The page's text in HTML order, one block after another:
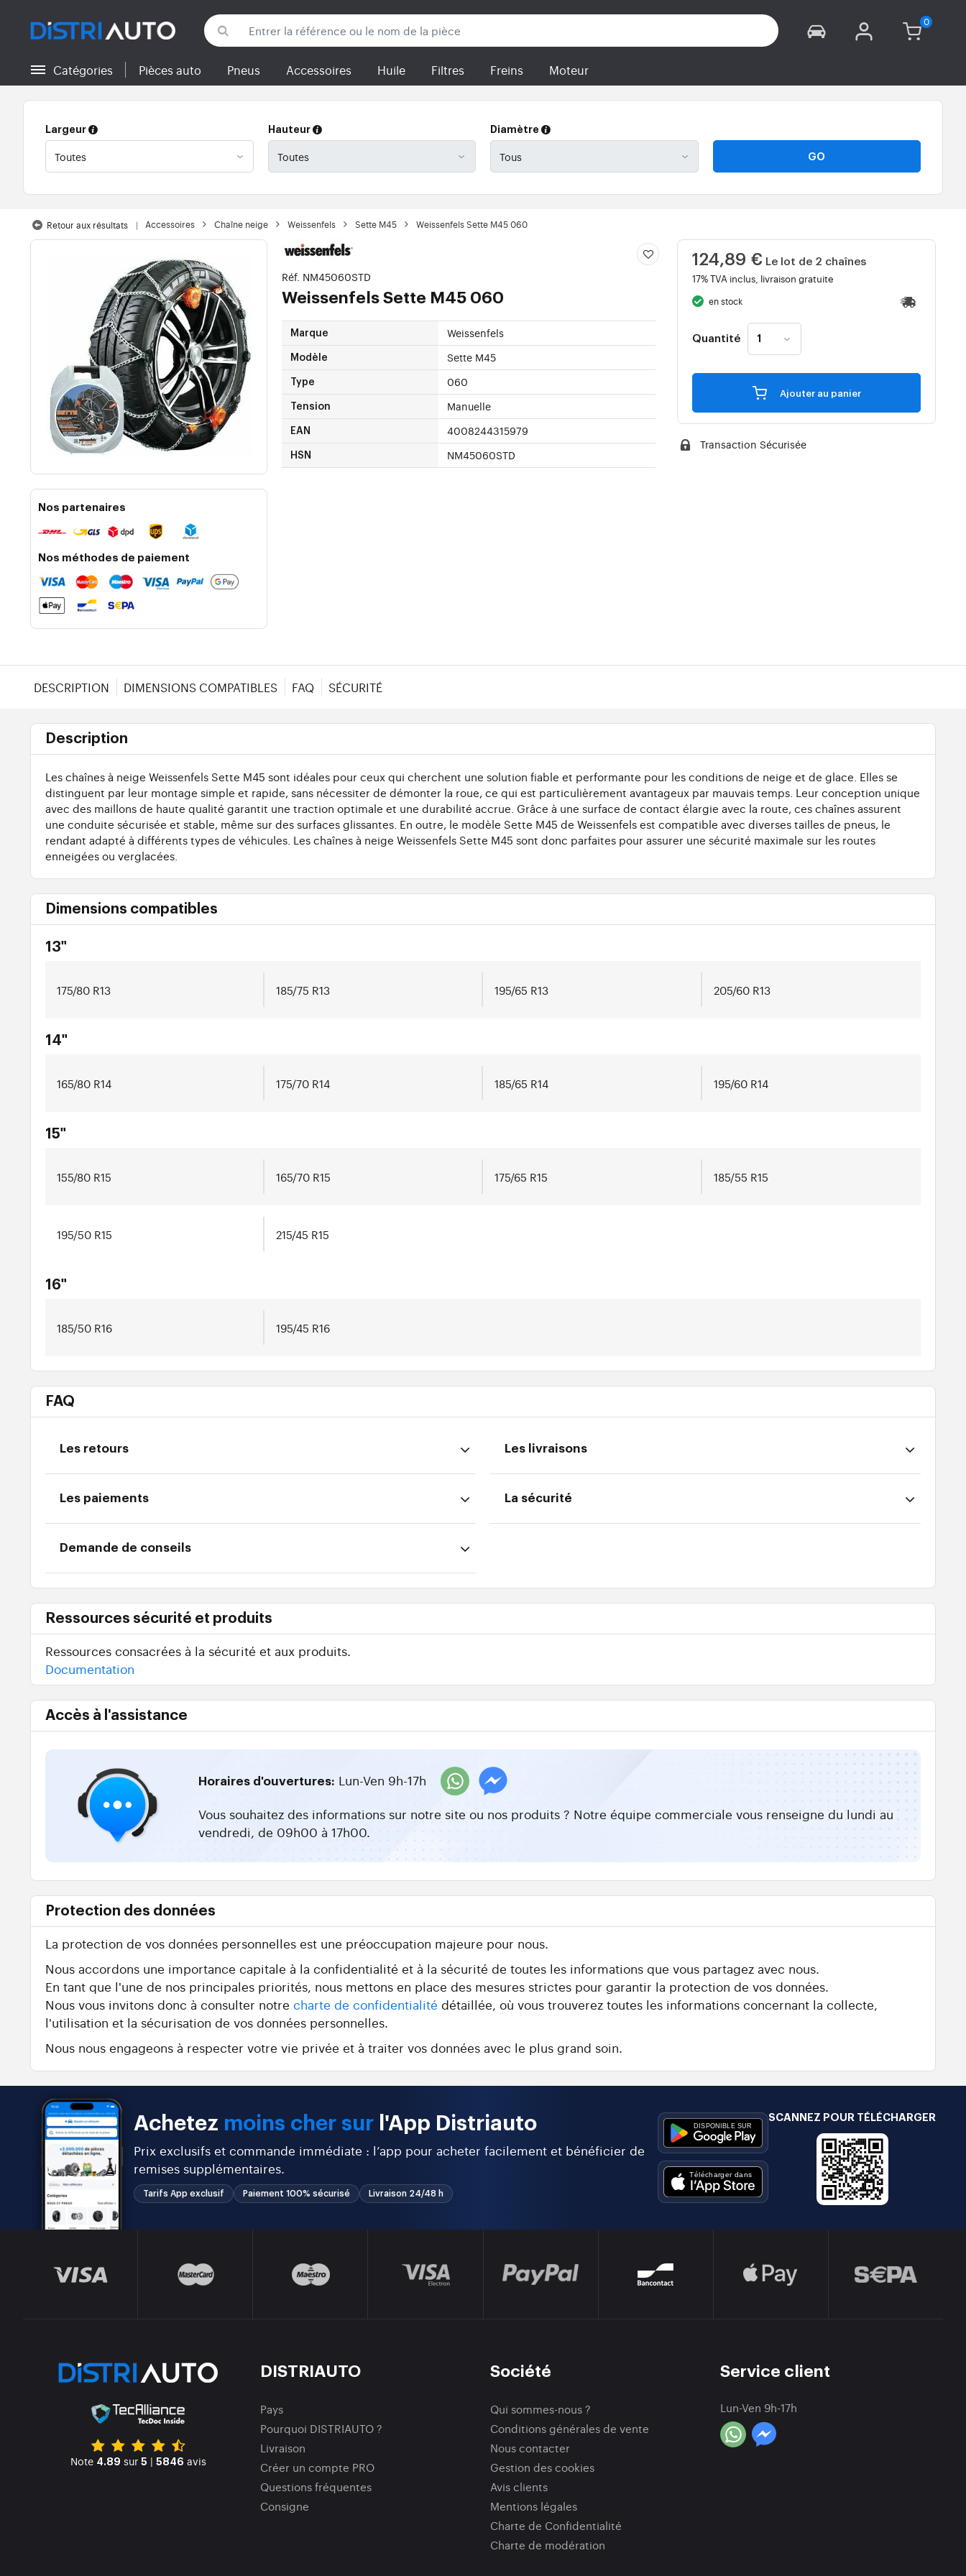
Retour aux catégories
Catégories Pièces auto Pneus Accessoires Huile Filtres Freins Moteur
Largeur Hauteur Diamètre
GO
Retour aux résultats Accessoires Chaîne neige Weissenfels Sette M45 Weissenfels Sette M45 060
Nos partenaires
Nos méthodes de paiement
Réf. NM45060STD
Weissenfels Sette M45 060
Marque Weissenfels
Modèle Sette M45
Type 060
Tension Manuelle
EAN 4008244315979
HSN NM45060STD
124,89 € Le lot de 2 chaînes
17% TVA inclus, livraison gratuite
en stock
Quantité
Ajouter au panier
Transaction Sécurisée
DESCRIPTION DIMENSIONS COMPATIBLES FAQ SÉCURITÉ
Description
Les chaînes à neige Weissenfels Sette M45 sont idéales pour ceux qui cherchent une solution fiable et performante pour les conditions de neige et de glace. Elles se
distinguent par leur montage simple et rapide, sans nécessiter de démonter la roue, ce qui est particulièrement avantageux par mauvais temps. Leur conception unique
avec des maillons de haute qualité garantit une traction optimale et une durabilité accrue. Grâce à une surface de contact élargie avec la route, ces chaînes assurent
une conduite sécurisée et stable, même sur des surfaces glissantes. En outre, le modèle Sette M45 de Weissenfels est compatible avec diverses tailles de pneus, le
rendant adapté à différents types de véhicules. Les chaînes à neige Weissenfels Sette M45 sont donc parfaites pour assurer une sécurité maximale sur les routes
enneigées ou verglacées.
Dimensions compatibles
13"
175/80 R13 185/75 R13 195/65 R13 205/60 R13
14"
165/80 R14 175/70 R14 185/65 R14 195/60 R14
15"
155/80 R15 165/70 R15 175/65 R15 185/55 R15
195/50 R15 215/45 R15
16"
185/50 R16 195/45 R16
FAQ
Les retours
Les paiements
Demande de conseils
Les livraisons
La sécurité
Ressources sécurité et produits
Ressources consacrées à la sécurité et aux produits.
Documentation
Accès à l'assistance
Horaires d'ouvertures: Lun-Ven 9h-17h
Vous souhaitez des informations sur notre site ou nos produits ? Notre équipe commerciale vous renseigne du lundi au
vendredi, de 09h00 à 17h00.
Protection des données
La protection de vos données personnelles est une préoccupation majeure pour nous.
Nous accordons une importance capitale à la confidentialité et à la sécurité de toutes les informations que vous partagez avec nous.
En tant que l'une de nos principales priorités, nous mettons en place des mesures strictes pour garantir la protection de vos données.
Nous vous invitons donc à consulter notre charte de confidentialité détaillée, où vous trouverez toutes les informations concernant la collecte,
l'utilisation et la sécurisation de vos données personnelles.
Nous nous engageons à respecter votre vie privée et à traiter vos données avec le plus grand soin.
Achetez moins cher sur l'App Distriauto
Prix exclusifs et commande immédiate : l’app pour acheter facilement et bénéficier de
remises supplémentaires.
Tarifs App exclusif Paiement 100% sécurisé Livraison 24/48 h
SCANNEZ POUR TÉLÉCHARGER
Note 4.89 sur 5 | 5846 avis
DISTRIAUTO
Pays
Pourquoi DISTRIAUTO ?
Livraison
Créer un compte PRO
Questions fréquentes
Consigne
Société
Qui sommes-nous ?
Conditions générales de vente
Nous contacter
Gestion des cookies
Avis clients
Mentions légales
Charte de Confidentialité
Charte de modération
Service client
Lun-Ven 9h-17h